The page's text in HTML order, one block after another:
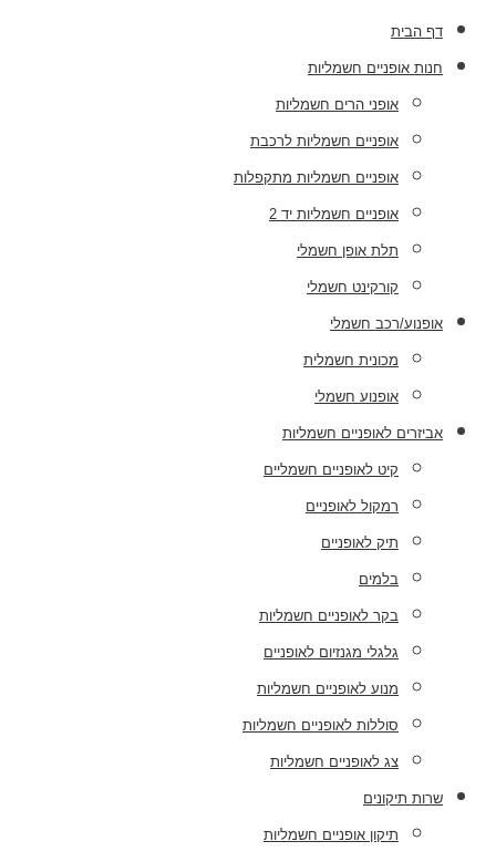
דף הבית
חנות אופניים חשמליות
אופני הרים חשמליות
אופניים חשמליות לרכבת
אופניים חשמליות מתקפלות
אופניים חשמליות יד 2
תלת אופן חשמלי
קורקינט חשמלי
אופנוע/רכב חשמלי
מכונית חשמלית
אופנוע חשמלי
אביזרים לאופניים חשמליות
קיט לאופניים חשמליים
רמקול לאופניים
תיק לאופניים
בלמים
בקר לאופניים חשמליות
גלגלי מגנזיום לאופניים
מנוע לאופניים חשמליות
סוללות לאופניים חשמליות
צג לאופניים חשמליות
שרות תיקונים
תיקון אופניים חשמליות